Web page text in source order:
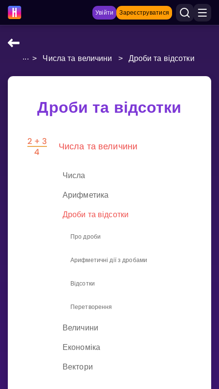
Увійти Зареєструватися
НАВЧАЛЬНІ МАТЕРІАЛИ
Multiplication Master
Джуніор-матем
Показати більше
... > Числа та величини > Дроби та відсотки
Дроби та відсотки
Числа та величини
Числа
Арифметика
Дроби та відсотки
Про дроби
Арифметичні дії з дробами
Відсотки
Перетворення
Величини
Економіка
Вектори